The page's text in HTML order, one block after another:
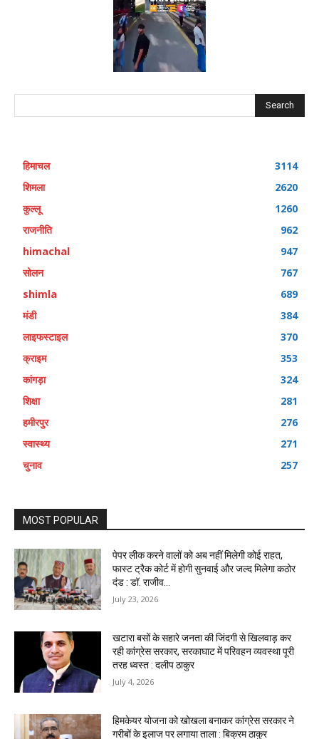
Search
हिमाचल
3114
शिमला
2620
कुल्लू
1260
राजनीति
962
himachal
947
सोलन
767
shimla
689
मंडी
384
लाइफस्टाइल
370
क्राइम
353
कांगड़ा
324
शिक्षा
281
हमीरपुर
276
स्वास्थ्य
271
चुनाव
257
MOST POPULAR
पेपर लीक करने वालों को अब नहीं मिलेगी कोई राहत,
फास्ट ट्रैक कोर्ट में होगी सुनवाई और जल्द मिलेगा कठोर
दंड : डॉ. राजीव...
July 23, 2026
खटारा बसों के सहारे जनता की जिंदगी से खिलवाड़ कर
रही कांग्रेस सरकार, सरकाघाट में परिवहन व्यवस्था पूरी
तरह ध्वस्त : दलीप ठाकुर
July 4, 2026
हिमकेयर योजना को खोखला बनाकर कांग्रेस सरकार ने
गरीबों के इलाज पर लगाया ताला : बिक्रम ठाकुर